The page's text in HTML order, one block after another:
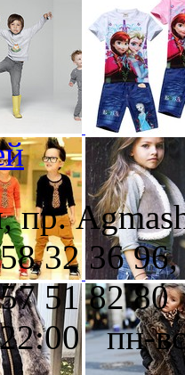
пр.
32 36 96,
51 82 80
пн-